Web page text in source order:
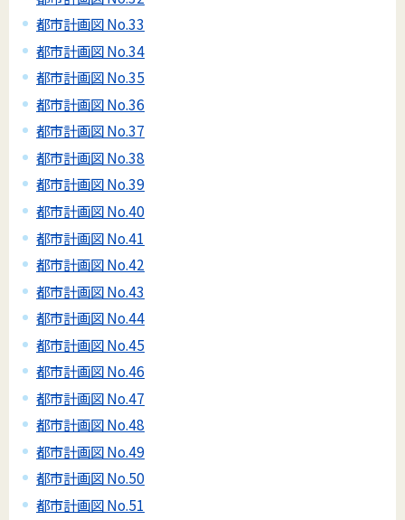
都市計画図 No.33
都市計画図 No.34
都市計画図 No.35
都市計画図 No.36
都市計画図 No.37
都市計画図 No.38
都市計画図 No.39
都市計画図 No.40
都市計画図 No.41
都市計画図 No.42
都市計画図 No.43
都市計画図 No.44
都市計画図 No.45
都市計画図 No.46
都市計画図 No.47
都市計画図 No.48
都市計画図 No.49
都市計画図 No.50
都市計画図 No.51